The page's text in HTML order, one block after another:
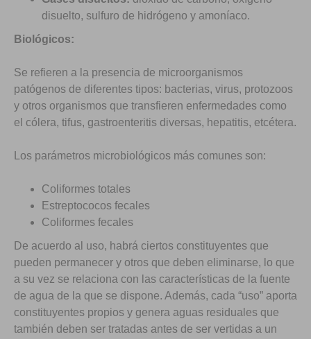
disuelto, sulfuro de hidrógeno y amoníaco.
Biológicos:
Se refieren a la presencia de microorganismos
patógenos de diferentes tipos: bacterias, virus, protozoos
y otros organismos que transfieren enfermedades como
el cólera, tifus, gastroenteritis diversas, hepatitis, etcétera.
Los parámetros microbiológicos más comunes son:
Coliformes totales
Estreptococos fecales
Coliformes fecales
De acuerdo al uso, habrá ciertos constituyentes que
pueden permanecer y otros que deben eliminarse, lo que
a su vez se relaciona con las características de la fuente
de agua de la que se dispone. Además, cada “uso” aporta
constituyentes propios y genera aguas residuales que
también deben ser tratadas antes de ser vertidas a un